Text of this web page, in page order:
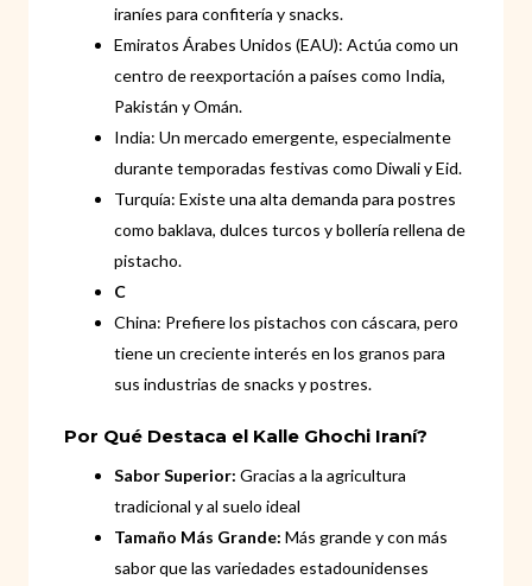
iraníes para confitería y snacks.
Emiratos Árabes Unidos (EAU): Actúa como un
centro de reexportación a países como India,
Pakistán y Omán.
India: Un mercado emergente, especialmente
durante temporadas festivas como Diwali y Eid.
Turquía: Existe una alta demanda para postres
como baklava, dulces turcos y bollería rellena de
pistacho.
C
China: Prefiere los pistachos con cáscara, pero
tiene un creciente interés en los granos para
sus industrias de snacks y postres.
Por Qué Destaca el Kalle Ghochi Iraní?
Sabor Superior: Gracias a la agricultura
tradicional y al suelo ideal
Tamaño Más Grande: Más grande y con más
sabor que las variedades estadounidenses